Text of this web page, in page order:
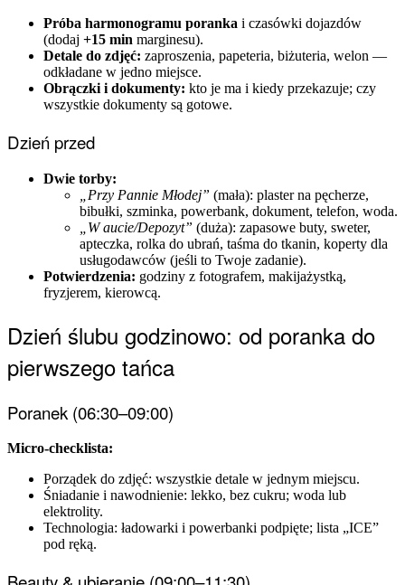
Próba harmonogramu poranka i czasówki dojazdów
(dodaj +15 min marginesu).
Detale do zdjęć: zaproszenia, papeteria, biżuteria, welon —
odkładane w jedno miejsce.
Obrączki i dokumenty: kto je ma i kiedy przekazuje; czy
wszystkie dokumenty są gotowe.
Dzień przed
Dwie torby:
„Przy Pannie Młodej” (mała): plaster na pęcherze,
bibułki, szminka, powerbank, dokument, telefon, woda.
„W aucie/Depozyt” (duża): zapasowe buty, sweter,
apteczka, rolka do ubrań, taśma do tkanin, koperty dla
usługodawców (jeśli to Twoje zadanie).
Potwierdzenia: godziny z fotografem, makijażystką,
fryzjerem, kierowcą.
Dzień ślubu godzinowo: od poranka do
pierwszego tańca
Poranek (06:30–09:00)
Micro-checklista:
Porządek do zdjęć: wszystkie detale w jednym miejscu.
Śniadanie i nawodnienie: lekko, bez cukru; woda lub
elektrolity.
Technologia: ładowarki i powerbanki podpięte; lista „ICE”
pod ręką.